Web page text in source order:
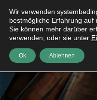
Wir verwenden
bestmögliche Erfahrung auf
Sie können mehr darüber
verwenden, oder sie unter
Ok Ablehnen